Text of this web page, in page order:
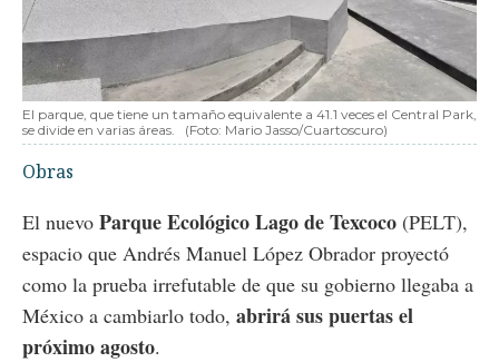
El parque, que tiene un tamaño equivalente a 41.1 veces el Central Park,
se divide en varias áreas.
(Foto: Mario Jasso/Cuartoscuro)
Obras
El nuevo Parque Ecológico Lago de Texcoco (PELT),
espacio que Andrés Manuel López Obrador proyectó
como la prueba irrefutable de que su gobierno llegaba a
México a cambiarlo todo, abrirá sus puertas el
próximo agosto.